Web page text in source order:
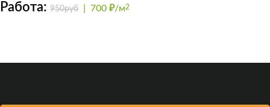
Работа: 950руб 700 ₽/м2